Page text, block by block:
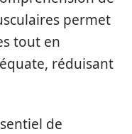
permet
tout en
réduisant
de